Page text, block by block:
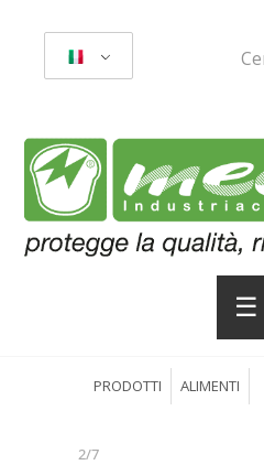
☰
PRODOTTI ALIMENTI
2/7